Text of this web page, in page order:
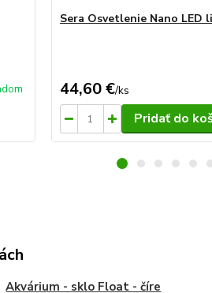
Sera Osvetlenie Nano LED
44,60 €/ks
Pridať do
Akvárium - sklo Float - číre